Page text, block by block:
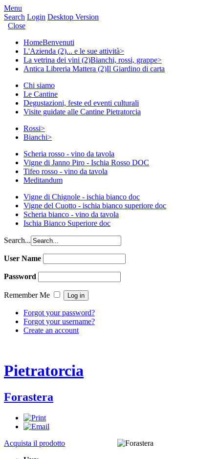
Menu
Search Login Desktop Version
Close
HomeBenvenuti
L'Azienda (2)... e le sue attività>
La vetrina dei vini (2)Bianchi, rossi, grappe>
Antica Libreria Mattera (2)Il Giardino di carta
Chi siamo
Le Cantine
Degustazioni, feste ed eventi culturali
Visite guidate alle Cantine Pietratorcia
Rossi>
Bianchi>
Scheria rosso - vino da tavola
Vigne di Janno Piro - Ischia Rosso DOC
Tifeo rosso - vino da tavola
Meditandum
Vigne di Chignole - ischia bianco doc
Vigne del Cuotto - ischia bianco superiore doc
Scheria bianco - vino da tavola
Ischia Bianco Superiore doc
Search...
User Name
Password
Remember Me
Forgot your password?
Forgot your username?
Create an account
Pietratorcia
Forastera
Acquista il prodotto